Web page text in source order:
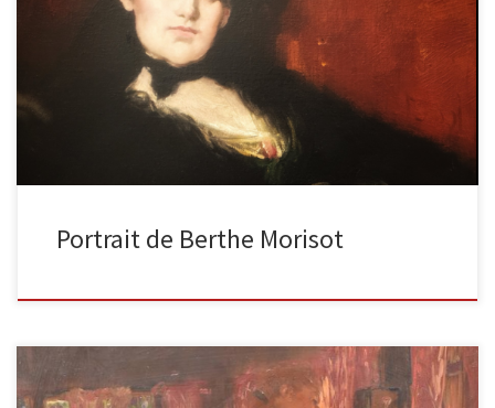
Un portrait de Berthe Morisot (1841-1895) Portrait à mi-corps de
Berthe Morisot (1841-1895) d’après l’original peint par Édouard
Manet (1832-1883) […]
Portrait de Berthe Morisot